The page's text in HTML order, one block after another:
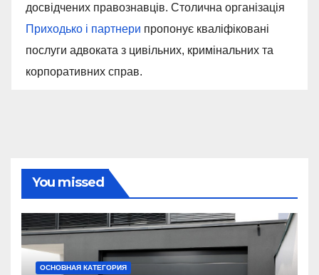
досвідчених правознавців. Столична організація
Приходько і партнери пропонує кваліфіковані
послуги адвоката з цивільних, кримінальних та
корпоративних справ.
You missed
ОСНОВНАЯ КАТЕГОРИЯ